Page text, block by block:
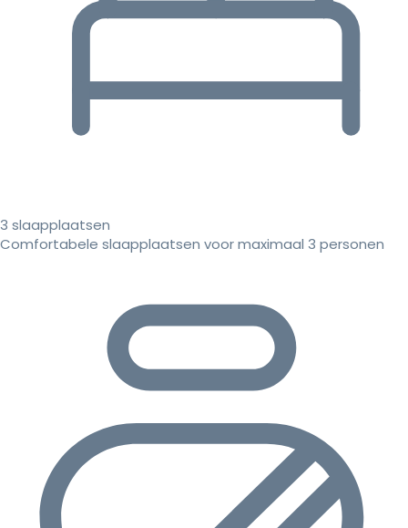
3 slaapplaatsen
Comfortabele slaapplaatsen voor maximaal 3 personen